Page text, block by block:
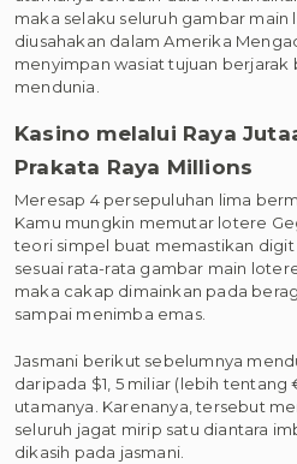
maka selaku seluruh gambar
diusahakan dalam Amerika
menyimpan wasiat tujuan berjarak
mendunia.
Kasino melalui Raya
Prakata Raya Millions
Meresap 4 persepuluhan lima
Kamu mungkin memutar lotere
teori simpel buat memastikan digit
sesuai rata-rata gambar main
maka cakap dimainkan pada
sampai menimba emas.
Jasmani berikut sebelumnya
daripada $1, 5 miliar (lebih tentang
utamanya. Karenanya, tersebut
seluruh jagat mirip satu diantara
dikasih pada jasmani.